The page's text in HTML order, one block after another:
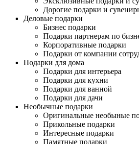
Дорогие подарки и
Деловые подарки
Бизнес подарки
Подарки партнерам по
Корпоративные подарки
Подарки от компании
Подарки для дома
Подарки для интерьера
Подарки для кухни
Подарки для ванной
Подарки для дачи
Необычные подарки
Оригинальные необыные
Прикольные подарки
Интересные подарки
Памятные подарки